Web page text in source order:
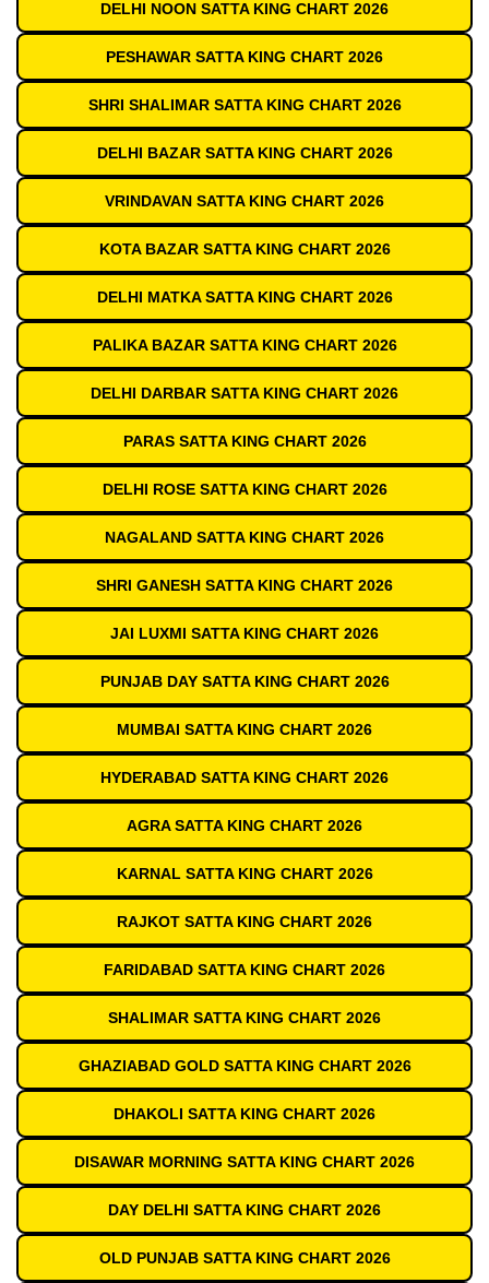
DELHI NOON SATTA KING CHART 2026
PESHAWAR SATTA KING CHART 2026
SHRI SHALIMAR SATTA KING CHART 2026
DELHI BAZAR SATTA KING CHART 2026
VRINDAVAN SATTA KING CHART 2026
KOTA BAZAR SATTA KING CHART 2026
DELHI MATKA SATTA KING CHART 2026
PALIKA BAZAR SATTA KING CHART 2026
DELHI DARBAR SATTA KING CHART 2026
PARAS SATTA KING CHART 2026
DELHI ROSE SATTA KING CHART 2026
NAGALAND SATTA KING CHART 2026
SHRI GANESH SATTA KING CHART 2026
JAI LUXMI SATTA KING CHART 2026
PUNJAB DAY SATTA KING CHART 2026
MUMBAI SATTA KING CHART 2026
HYDERABAD SATTA KING CHART 2026
AGRA SATTA KING CHART 2026
KARNAL SATTA KING CHART 2026
RAJKOT SATTA KING CHART 2026
FARIDABAD SATTA KING CHART 2026
SHALIMAR SATTA KING CHART 2026
GHAZIABAD GOLD SATTA KING CHART 2026
DHAKOLI SATTA KING CHART 2026
DISAWAR MORNING SATTA KING CHART 2026
DAY DELHI SATTA KING CHART 2026
OLD PUNJAB SATTA KING CHART 2026